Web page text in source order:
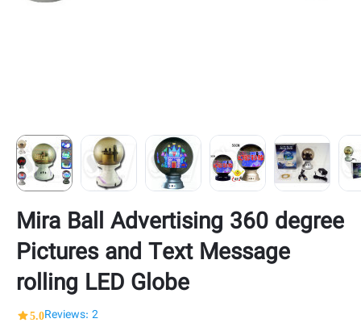
Mira Ball Advertising 360 degree
Pictures and Text Message
rolling LED Globe
5.0Reviews: 2